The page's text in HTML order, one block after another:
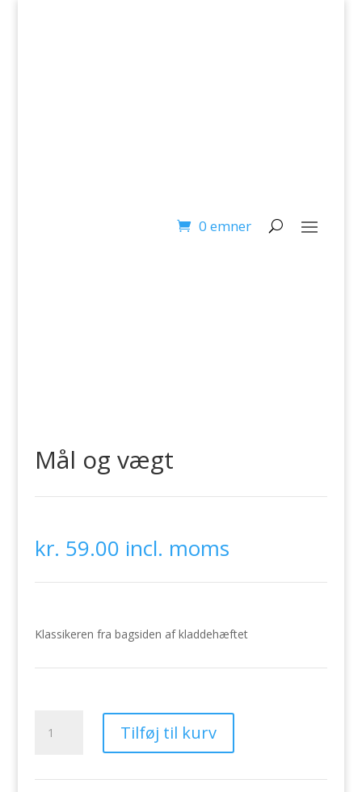
0 emner
Mål og vægt
kr. 59.00 incl. moms
Klassikeren fra bagsiden af kladdehæftet
Tilføj til kurv